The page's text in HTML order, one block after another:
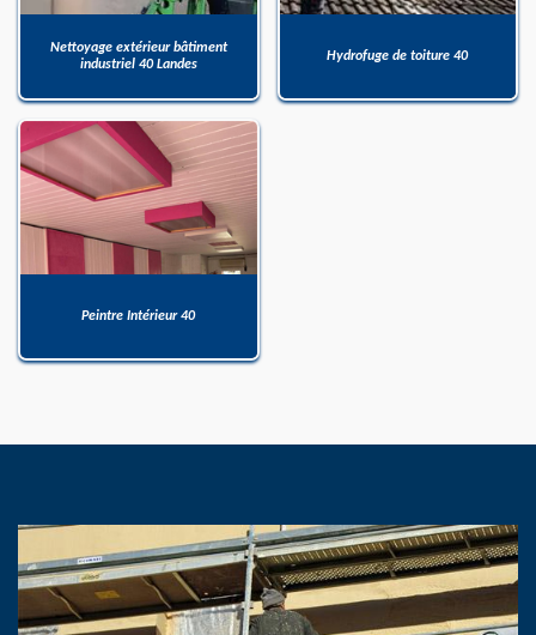
Nettoyage extérieur bâtiment
industriel 40 Landes
Hydrofuge de toiture 40
Peintre Intérieur 40